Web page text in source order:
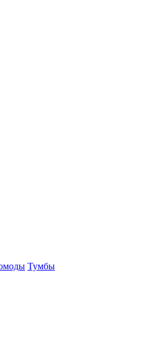
Тумбы